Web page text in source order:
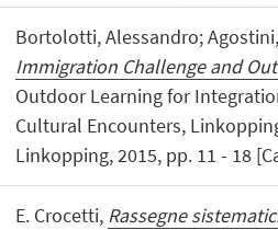
Bortolotti, Alessandro;
Immigration Challenge and
Outdoor Learning for
Cultural Encounters,
Linkopping, 2015, pp. 11 - 18
E. Crocetti, Rassegne